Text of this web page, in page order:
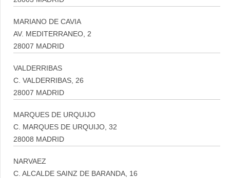
MARIANO DE CAVIA
AV. MEDITERRANEO, 2
28007 MADRID
VALDERRIBAS
C. VALDERRIBAS, 26
28007 MADRID
MARQUES DE URQUIJO
C. MARQUES DE URQUIJO, 32
28008 MADRID
NARVAEZ
C. ALCALDE SAINZ DE BARANDA, 16